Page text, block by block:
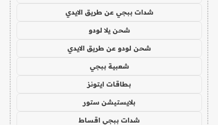
شدات ببجي عن طريق الايدي
شحن يلا لودو
شحن لودو عن طريق الايدي
شعبية ببجي
بطاقات ايتونز
بلايستيشن ستور
شدات ببجي اقساط